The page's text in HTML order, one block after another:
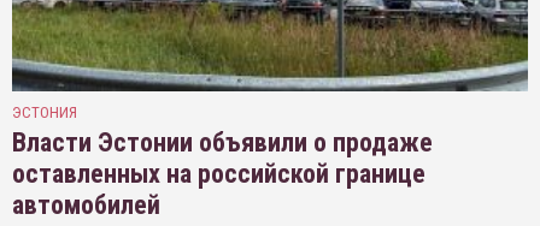
ЭСТОНИЯ
Власти Эстонии объявили о продаже
оставленных на российской границе
автомобилей